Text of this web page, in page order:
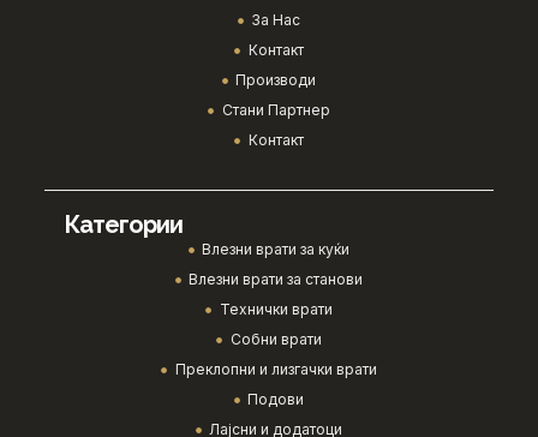
За Нас
Контакт
Производи
Стани Партнер
Контакт
Категории
Влезни врати за куќи
Влезни врати за станови
Технички врати
Собни врати
Преклопни и лизгачки врати
Подови
Лајсни и додатоци